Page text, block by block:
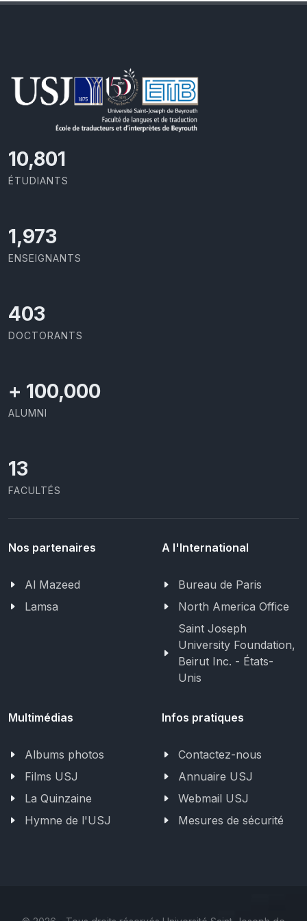
11,727
ÉTUDIANTS
2,142
ENSEIGNANTS
437
DOCTORANTS
+ 100,000
ALUMNI
13
FACULTÉS
Nos partenaires
Al Mazeed
Lamsa
A l'International
Bureau de Paris
North America Office
Saint Joseph
University Foundation,
Beirut Inc. - États-
Unis
Multimédias
Albums photos
Films USJ
La Quinzaine
Hymne de l'USJ
Infos pratiques
Contactez-nous
Annuaire USJ
Webmail USJ
Mesures de sécurité